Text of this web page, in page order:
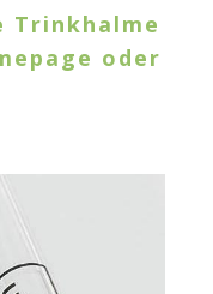
Trinkhalme
oder